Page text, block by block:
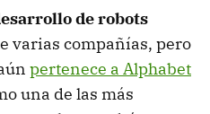
de robots
varias compañías, pero
pertenece a Alphabet
una de las más